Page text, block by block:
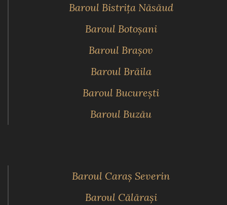
Baroul Bistriţa Năsăud
Baroul Botoşani
Baroul Braşov
Baroul Brăila
Baroul Bucureşti
Baroul Buzău
Baroul Caraş Severin
Baroul Călăraşi